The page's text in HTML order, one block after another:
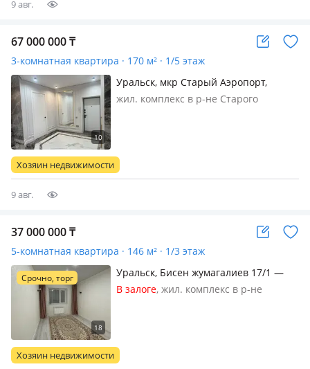
9 авг.
67 000 000₸
3-комнатная квартира · 170 м² · 1/5 этаж
Уральск, мкр Старый Аэропорт,
Базарбая Жуманиязова 91
жил. комплекс в р-не Старого
меблирована полностью, Продам
квартиру На первом Этаже
Хозяин недвижимости
9 авг.
37 000 000₸
5-комнатная квартира · 146 м² · 1/3 этаж
Срочно, торг
Уральск, Бисен жумагалиев 17/1 —
Алаш
В залоге, жил. комплекс в р-не
Хозяин недвижимости